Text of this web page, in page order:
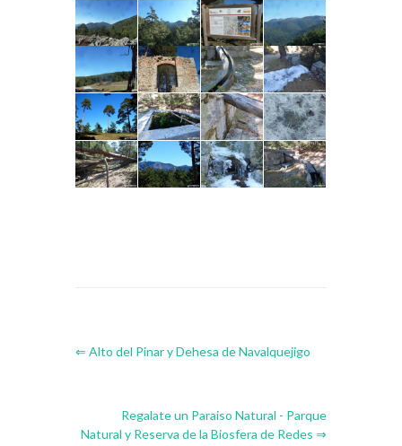
⇐ Alto del Pinar y Dehesa de Navalquejigo
Regalate un Paraiso Natural - Parque
Natural y Reserva de la Biosfera de Redes ⇒